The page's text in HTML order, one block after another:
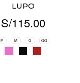
LUPO
S/115.00
P M G GG